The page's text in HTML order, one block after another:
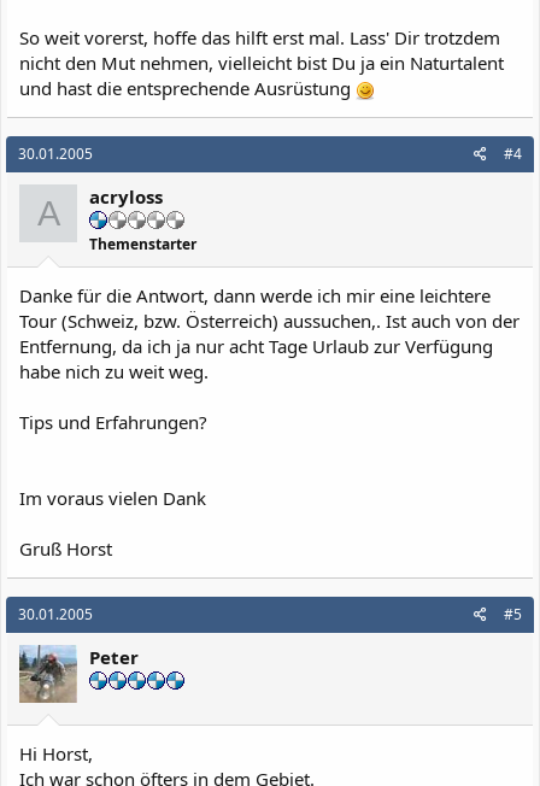
So weit vorerst, hoffe das hilft erst mal. Lass' Dir trotzdem
nicht den Mut nehmen, vielleicht bist Du ja ein Naturtalent
und hast die entsprechende Ausrüstung
30.01.2005 #4
A acryloss
Themenstarter
Danke für die Antwort, dann werde ich mir eine leichtere
Tour (Schweiz, bzw. Österreich) aussuchen,. Ist auch von der
Entfernung, da ich ja nur acht Tage Urlaub zur Verfügung
habe nich zu weit weg.
Tips und Erfahrungen?
Im voraus vielen Dank
Gruß Horst
30.01.2005 #5
Peter
Hi Horst,
Ich war schon öfters in dem Gebiet.